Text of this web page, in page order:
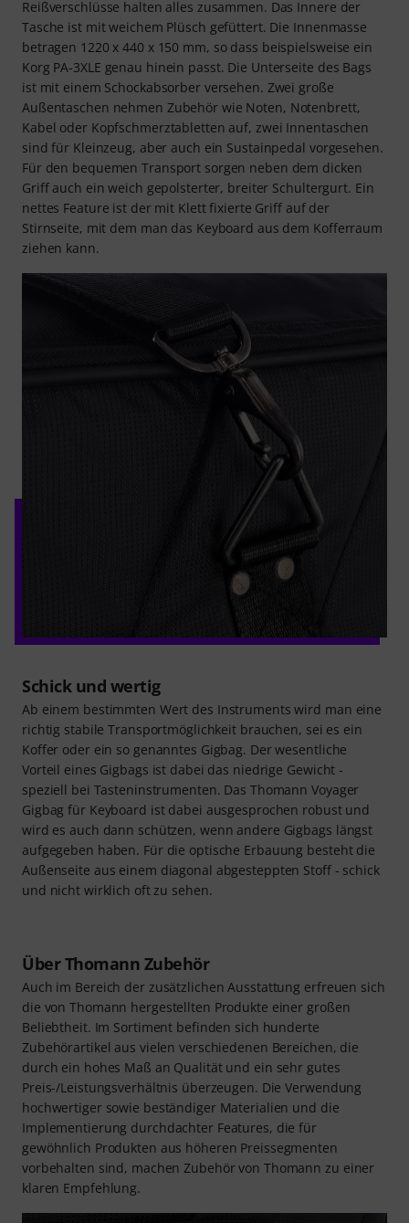
Reißverschlüsse halten alles zusammen. Das Innere der
Tasche ist mit weichem Plüsch gefüttert. Die Innenmasse
betragen 1220 x 440 x 150 mm, so dass beispielsweise ein
Korg PA-3XLE genau hinein passt. Die Unterseite des Bags
ist mit einem Schockabsorber versehen. Zwei große
Außentaschen nehmen Zubehör wie Noten, Notenbrett,
Kabel oder Kopfschmerztabletten auf, zwei Innentaschen
sind für Kleinzeug, aber auch ein Sustainpedal vorgesehen.
Für den bequemen Transport sorgen neben dem dicken
Griff auch ein weich gepolsterter, breiter Schultergurt. Ein
nettes Feature ist der mit Klett fixierte Griff auf der
Stirnseite, mit dem man das Keyboard aus dem Kofferraum
ziehen kann.
Schick und wertig
Ab einem bestimmten Wert des Instruments wird man eine
richtig stabile Transportmöglichkeit brauchen, sei es ein
Koffer oder ein so genanntes Gigbag. Der wesentliche
Vorteil eines Gigbags ist dabei das niedrige Gewicht -
speziell bei Tasteninstrumenten. Das Thomann Voyager
Gigbag für Keyboard ist dabei ausgesprochen robust und
wird es auch dann schützen, wenn andere Gigbags längst
aufgegeben haben. Für die optische Erbauung besteht die
Außenseite aus einem diagonal abgesteppten Stoff - schick
und nicht wirklich oft zu sehen.